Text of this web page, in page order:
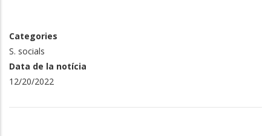
Categories
S. socials
Data de la notícia
12/20/2022